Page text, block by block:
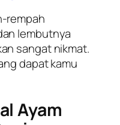
rempah
lembutnya
sangat nikmat.
dapat kamu
Ayam